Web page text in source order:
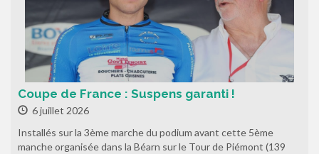
Coupe de France : Suspens garanti !
6 juillet 2026
Installés sur la 3ème marche du podium avant cette 5ème
manche organisée dans la Béarn sur le Tour de Piémont (139